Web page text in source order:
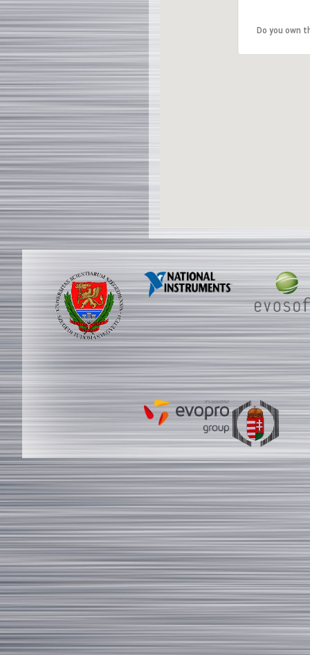
Do you own